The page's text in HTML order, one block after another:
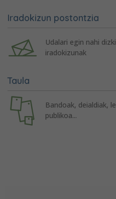
Iradokizun postontzia
Udalari egin nahi
iradokizunak
Taula
Bandoak, deialdiak,
publikoa...